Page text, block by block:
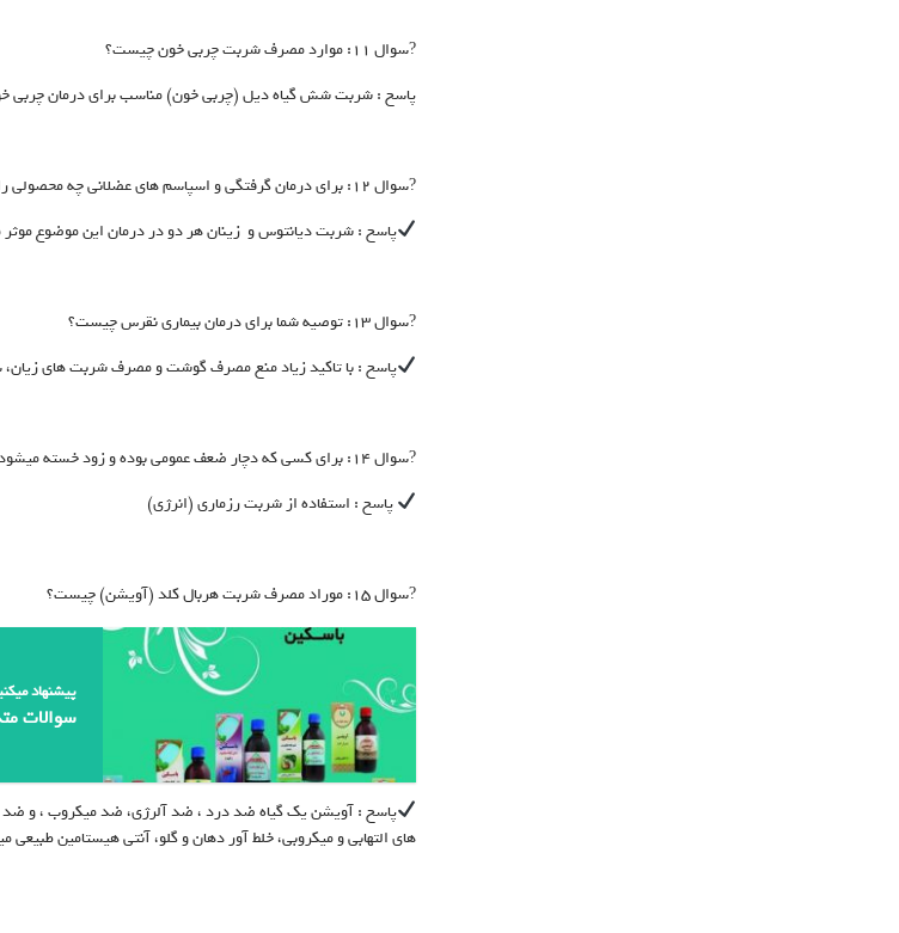
?سوال ۱۱: موارد مصرف شربت چربی خون چیست؟
پاسخ : شربت شش گیاه دیل (چربی خون) مناسب برای درمان چربی
?سوال ۱۲: برای درمان گرفتگی و اسپاسم های عضلانی چه محصولی را توصیه میکنید؟
پاسخ : شربت دیانتوس و زینان هر دو در درمان این موضوع موثر
?سوال ۱۳: توصیه شما برای درمان بیماری نقرس چیست؟
پاسخ : با تاکید زیاد منع مصرف گوشت و مصرف شربت های زیان،
?سوال ۱۴: برای کسی که دچار ضعف عمومی بوده و زود خسته میشود چه محصولی توصیه میکنید؟
پاسخ : استفاده از شربت رزماری (انرژی)
?سوال ۱۵: موراد مصرف شربت هربال کلد (آویشن) چیست؟
پیشنهاد
سوالات
پاسخ : آویشن یک گیاه ضد درد ، ضد آلرژی، ضد میکروب ، و ضد
های التهابی و میکروبی، خلط آور دهان و گلو، آنتی هیستامین طبیعی